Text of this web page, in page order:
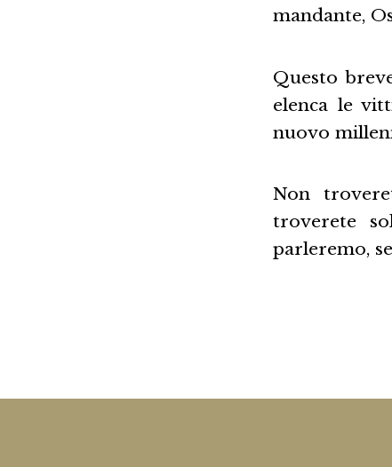
mandante,
Questo
elenca le
nuovo
Non
troverete
parleremo,